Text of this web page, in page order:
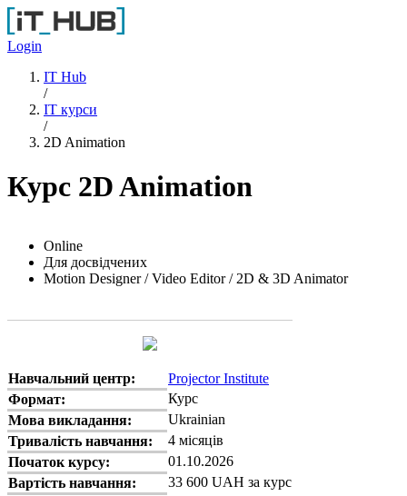
Перейти до основного вмісту
Login
IT Hub
/
IT курси
/
2D Animation
Курс 2D Animation
Online
Для досвідчених
Motion Designer / Video Editor / 2D & 3D Animator
Навчальний центр:
Projector Institute
Формат:
Курс
Мова викладання:
Ukrainian
Тривалість навчання:
4 місяців
Початок курсу:
01.10.2026
Вартість навчання:
33 600 UAH за курс